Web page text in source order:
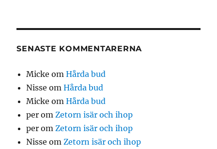
SENASTE KOMMENTARERNA
Micke omHårda bud
Nisse omHårda bud
Micke omHårda bud
per omZetorn isär och ihop
per omZetorn isär och ihop
Nisse omZetorn isär och ihop